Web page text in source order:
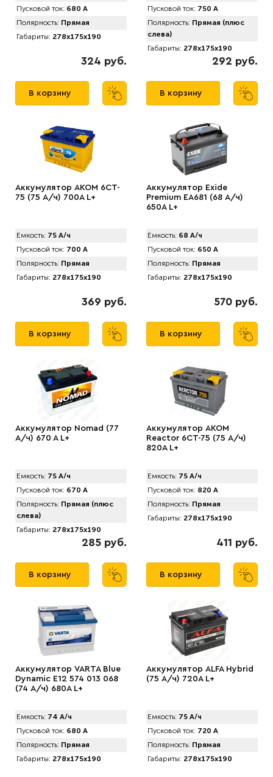
Пусковой ток: 680 А
Полярность: Прямая
Габариты: 278x175x190
324 руб.
В корзину
Пусковой ток: 750 А
Полярность: Прямая (плюс
слева)
Габариты: 278x175x190
292 руб.
В корзину
Аккумулятор AKOM 6CT-
75 (75 А/ч) 700А L+
Емкость: 75 А/ч
Пусковой ток: 700 А
Полярность: Прямая
Габариты: 278x175x190
369 руб.
В корзину
Аккумулятор Exide
Premium EA681 (68 А/ч)
650A L+
Емкость: 68 А/ч
Пусковой ток: 650 А
Полярность: Прямая
Габариты: 278x175x190
570 руб.
В корзину
Аккумулятор Nomad (77
А/ч) 670 A L+
Емкость: 75 А/ч
Пусковой ток: 670 А
Полярность: Прямая (плюс
слева)
Габариты: 278x175x190
285 руб.
В корзину
Аккумулятор AКОМ
Reactor 6CT-75 (75 А/ч)
820A L+
Емкость: 75 А/ч
Пусковой ток: 820 А
Полярность: Прямая
Габариты: 278x175x190
411 руб.
В корзину
Аккумулятор VARTA Blue
Dynamic E12 574 013 068
(74 А/ч) 680А L+
Емкость: 74 А/ч
Пусковой ток: 680 А
Полярность: Прямая
Габариты: 278x175x190
Аккумулятор АLFA Hybrid
(75 А/ч) 720A L+
Емкость: 75 А/ч
Пусковой ток: 720 А
Полярность: Прямая
Габариты: 278x175x190